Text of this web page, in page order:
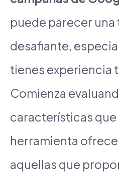
puede parecer una
desafiante,
tienes experiencia
Comienza
características que
herramienta
aquellas que